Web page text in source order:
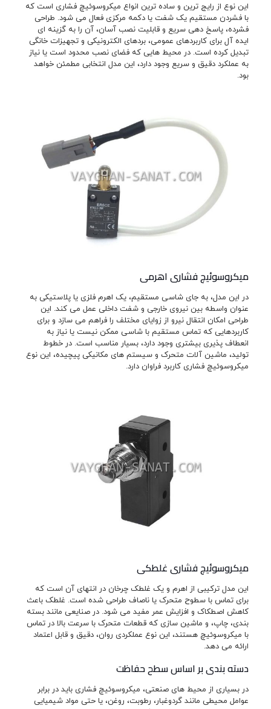
این نوع از رایج ترین و ساده ترین انواع میکروسوئیچ فشاری است که
با فشردن مستقیم یک شفت یا دکمه مرکزی فعال می شود. طراحی
فشرده، پاسخ دهی سریع و قابلیت نصب آسان، آن را به گزینه ای
ایده آل برای کاربردهای عمومی، بردهای الکترونیکی و تجهیزات خانگی
تبدیل کرده است. در محیط هایی که فضای نصب محدود است یا نیاز
به عملکرد دقیق و سریع وجود دارد، این مدل انتخابی مطمئن خواهد
بود.
میکروسوئیچ فشاری اهرمی
در این مدل، به جای شاسی مستقیم، یک اهرم فلزی یا پلاستیکی به
عنوان واسطه بین نیروی خارجی و شفت داخلی عمل می کند. این
طراحی امکان انتقال نیرو از زوایای مختلف را فراهم می سازد و برای
کاربردهایی که تماس مستقیم با شاسی ممکن نیست یا نیاز به
انعطاف پذیری بیشتری وجود دارد، بسیار مناسب است. در خطوط
تولید، ماشین آلات متحرک و سیستم های مکانیکی پیچیده، این نوع
میکروسوئیچ فشاری کاربرد فراوان دارد.
میکروسوئیچ فشاری غلطکی
این مدل ترکیبی از اهرم و یک غلطک چرخان در انتهای آن است که
برای تماس با سطوح متحرک یا ناصاف طراحی شده است. غلطک باعث
کاهش اصطکاک و افزایش عمر مفید می شود. در صنایعی مانند بسته
بندی، چاپ، و ماشین سازی که قطعات متحرک با سرعت بالا در تماس
با میکروسوئیچ هستند، این نوع عملکردی روان، دقیق و قابل اعتماد
ارائه می دهد.
دسته بندی بر اساس سطح حفاظت
در بسیاری از محیط های صنعتی، میکروسوئیچ فشاری باید در برابر
عوامل محیطی مانند گردوغبار، رطوبت، روغن، یا حتی مواد شیمیایی